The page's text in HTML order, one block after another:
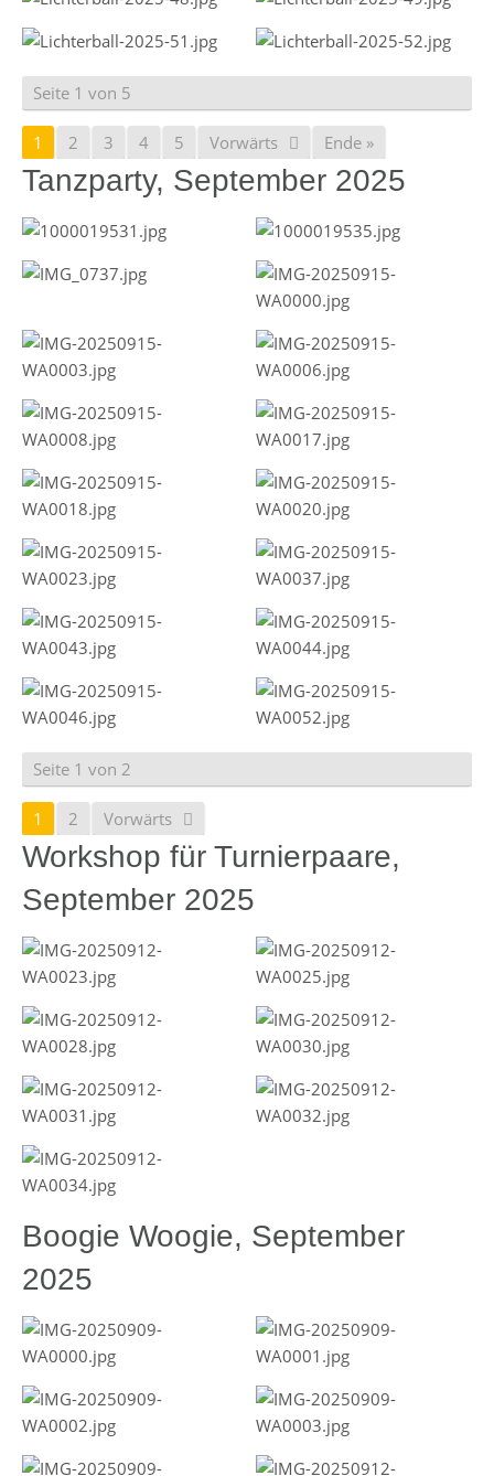
Seite 1 von 5
1 2 3 4 5 Vorwärts Ende »
Tanzparty, September 2025
Seite 1 von 2
1 2 Vorwärts
Workshop für Turnierpaare,
September 2025
Boogie Woogie, September
2025